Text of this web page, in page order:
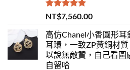
評分 5.00
滿分 5
NT$7,560.00
高仿Chanel小香圓形
耳環，一致ZP黃銅材
以說無敵贊，自己看圖
自留哈